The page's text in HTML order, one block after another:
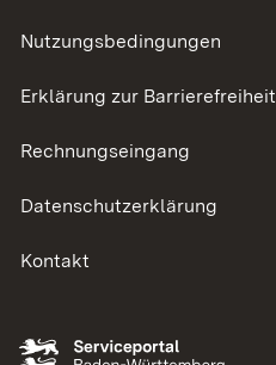
Nutzungsbedingungen
Erklärung zur Barrierefreiheit
Rechnungseingang
Datenschutzerklärung
Kontakt